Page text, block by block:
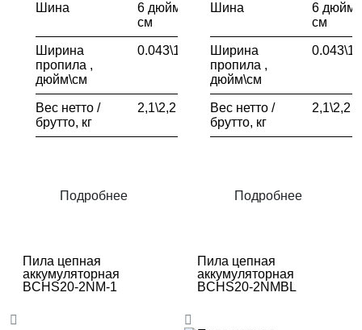
Шина
6 дюймов \ 15
см
Ширина
пропила ,
дюйм\см
0.043\1.1
Вес нетто /
брутто, кг
2,1\2,2
Подробнее
Пила цепная
аккумуляторная
BCHS20-2NM-1
Шина
6
см
Ширина
пропила ,
дюйм\см
Вес нетто /
брутто, кг
2,1\2,2
Подробнее
Пила цепная
аккумуляторная
BCHS20-2NMBL